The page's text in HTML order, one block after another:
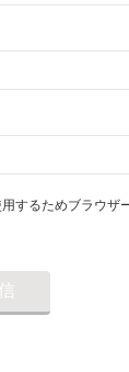
するためブラウザ